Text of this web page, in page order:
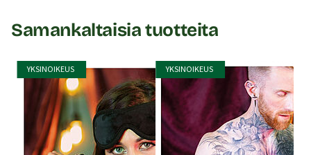
Samankaltaisia tuotteita
YKSINOIKEUS YKSINOIKEUS